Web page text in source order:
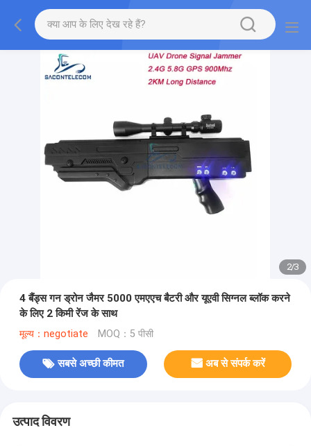
2/3
4 बैंड्स गन ड्रोन जैमर 5000 एमएएच बैटरी और यूएवी सिग्नल ब्लॉक करने
के लिए 2 किमी रेंज के साथ
मूल्य：negotiate MOQ：5 पीसी
सबसे अच्छी कीमत अब से संपर्क करें
उत्पाद विवरण